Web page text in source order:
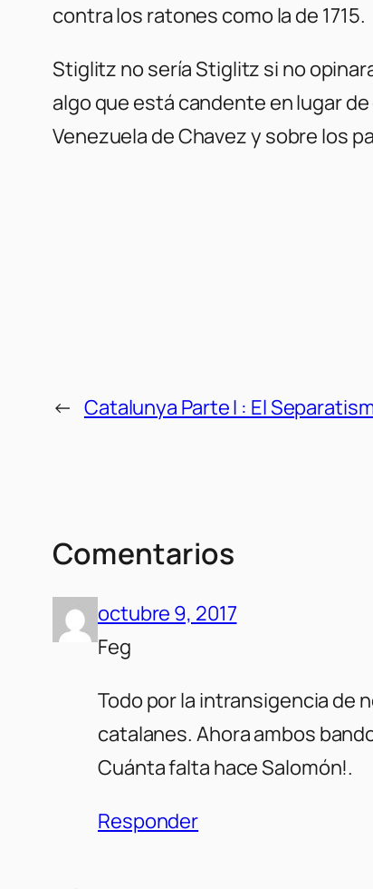
contra los ratones como la de 1715.
Stiglitz no sería Stiglitz si no
algo que está candente en lugar
Venezuela de Chavez y sobre los
← Catalunya Parte I : El
Comentarios
octubre 9, 2017
Feg
Todo por la intransigencia de
catalanes. Ahora ambos
Cuánta falta hace Salomón!.
Responder